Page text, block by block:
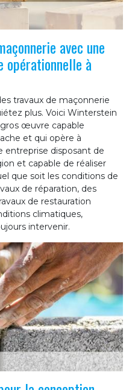
avec une
opérationnelle à
travaux de maçonnerie
plus. Voici Winterstein
œuvre capable
et qui opère à
entreprise disposant de
et capable de réaliser
que soit les conditions de
de réparation, des
de restauration
climatiques,
intervenir.